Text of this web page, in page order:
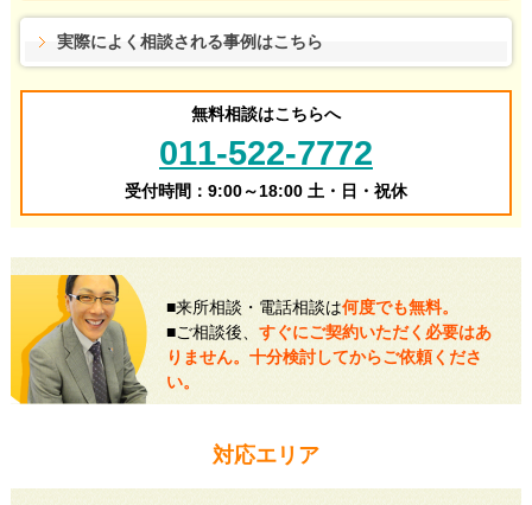
実際によく相談される事例はこちら
無料相談はこちらへ
011-522-7772
受付時間：9:00～18:00 土・日・祝休
■来所相談・電話相談は何度でも無料。
■ご相談後、 すぐにご契約いただく必要はあ
りません。十分検討してからご依頼くださ
い。
対応エリア